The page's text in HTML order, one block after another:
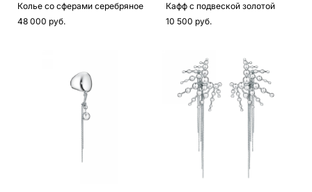
Колье со сферами серебряное
48 000 pуб.
Кафф с подвеской золотой
10 500 pуб.